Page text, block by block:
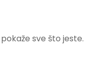
sve što jeste.